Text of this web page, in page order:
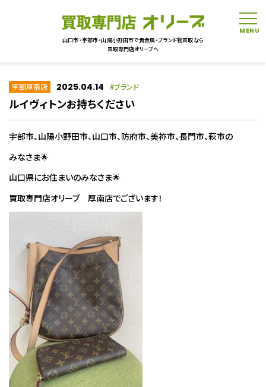
山口市・宇部市・山陽小野田市で貴金属・ブランド物買取なら
買取専門店オリーブへ
宇部厚南店 2025.04.14 ブランド
ルイヴィトンお持ちください
宇部市、山陽小野田市、山口市、防府市、美祢市、長門市、萩市の
みなさま🌟
山口県にお住まいのみなさま🌟
買取専門店オリーブ 厚南店でございます！